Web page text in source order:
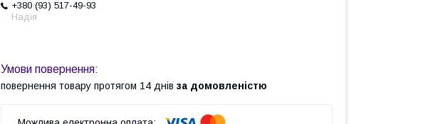
+380 (93) 517-49-93
Надія
повернення товару протягом 14 днів за домовленістю